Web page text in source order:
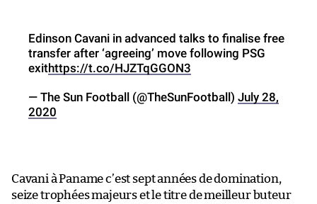
Edinson Cavani in advanced talks to finalise free
transfer after ‘agreeing’ move following PSG
exithttps://t.co/HJZTqGGON3
— The Sun Football (@TheSunFootball) July 28,
2020
Cavani à Paname c’est sept années de domination,
seize trophées majeurs et le titre de meilleur buteur